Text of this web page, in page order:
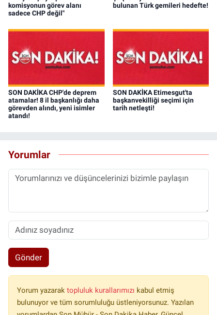
komisyonun görev alanı
sadece CHP değil"
bulunan Türk gemileri hedefte!
SON DAKİKA CHP'de deprem
atamalar! 8 il başkanlığı daha
görevden alındı, yeni isimler
atandı!
SON DAKİKA Etimesgut'ta
başkanvekilliği seçimi için
tarih netleşti!
Yorumlar
Gönder
Yorum yazarak topluluk kurallarımızı kabul etmiş
bulunuyor ve tüm sorumluluğu üstleniyorsunuz. Yazılan